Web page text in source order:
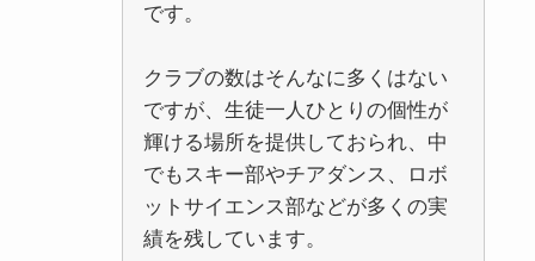
です。
クラブの数はそんなに多くはない
ですが、生徒一人ひとりの個性が
輝ける場所を提供しておられ、中
でもスキー部やチアダンス、ロボ
ットサイエンス部などが多くの実
績を残しています。